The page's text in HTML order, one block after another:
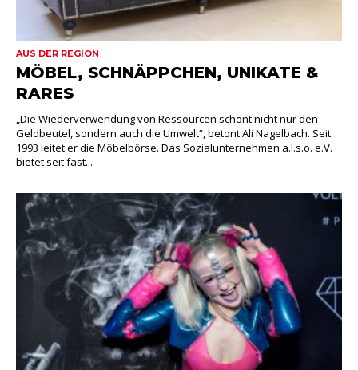
AUS DER REGION
MÖBEL, SCHNÄPPCHEN, UNIKATE &
RARES
„Die Wiederverwendung von Ressourcen schont nicht nur den
Geldbeutel, sondern auch die Umwelt“, betont Ali Nagelbach. Seit
1993 leitet er die Möbelbörse. Das Sozialunternehmen a.l.s.o. e.V.
bietet seit fast...